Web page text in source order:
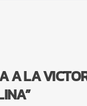
A LA